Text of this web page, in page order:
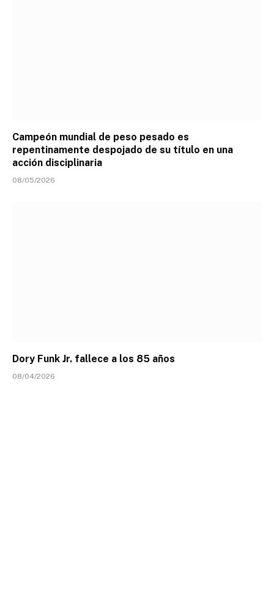
Campeón mundial de peso pesado es
repentinamente despojado de su título en una
acción disciplinaria
08/05/2026
Dory Funk Jr. fallece a los 85 años
08/04/2026